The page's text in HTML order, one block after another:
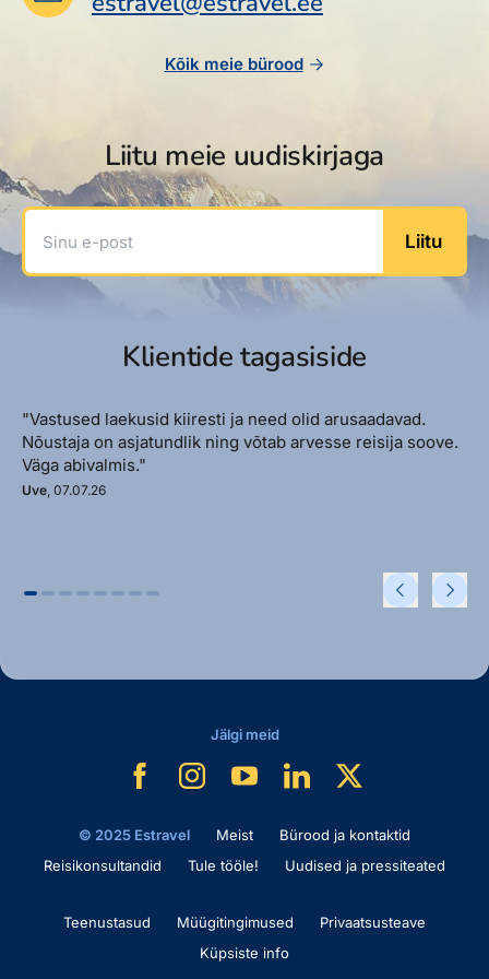
Reisitarvete e-pood
Kuldkaart
Platinum Club
Boonuspunktid
Meist
Kontaktid
Reisikonsultandi teenus
Tule tööle
Uudised
Kõik meie bürood
Liitu meie uudiskirjaga
Sinu e-post
Liitu
Klientide tagasiside
"Vastused laekusid kiiresti ja need olid arusaadavad.
Nõustaja on asjatundlik ning võtab arvesse reisija soove.
Väga abivalmis."
Uve, 07.07.26
© 2025 Estravel Meist
Bürood ja kontaktid
Reisikonsultandid
Tule tööle! Uudised ja pressiteated
Teenustasud Müügitingimused
Privaatsusteave
Küpsiste info
Jälgi meid